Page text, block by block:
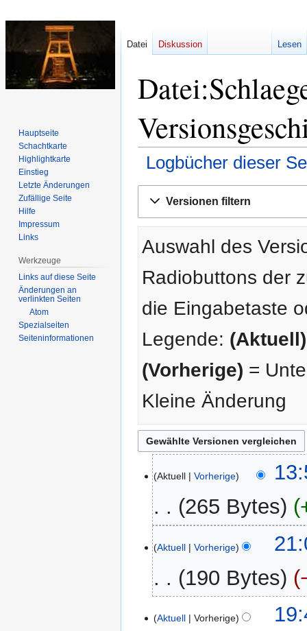
Logbücher dieser
Navigation
Suche
Versionen filtern
Auswahl des
Radiobuttons der
die Eingabetaste
Legende: (Aktuell)
(Vorherige) =
Kleine Änderung
Februar
2014
Aktuell Vorherige
265 Bytes
Februar
2014
Aktuell Vorherige
190 Bytes
Oktober
Aktuell Vorherige
Datei Diskussion Lesen
Hauptseite
Schachtkarte
Highlightkarte
Einstieg
Letzte Änderungen
Zufällige Seite
Hilfe
Impressum
Links
Werkzeuge
Links auf diese Seite
Änderungen an
verlinkten Seiten
Atom
Spezialseiten
Seiten­­informationen